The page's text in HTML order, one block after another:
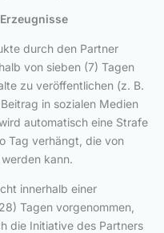
durch den Partner
von sieben (7) Tagen
zu veröffentlichen (z. B.
in sozialen Medien
automatisch eine Strafe
Tag verhängt, die von
kann.
innerhalb einer
Tagen vorgenommen,
die Initiative des Partners